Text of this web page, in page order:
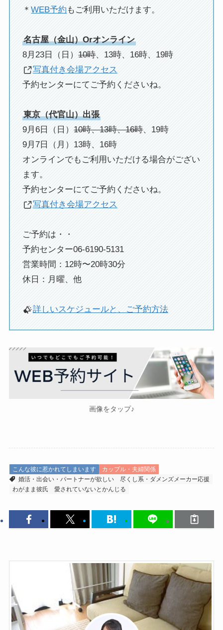
＊WEB予約 もご利用いただけます。
名古屋（金山）Orオンライン
8月23日（日）10時、13時、16時、19時
写真付き会場アクセス
予約センターにてご予約くださいね。
東京（代官山）出張
9月6日（日）10時、13時、16時、19時
9月7日（月）13時、16時
オンラインでもご利用いただける場合がござい
ます。
予約センターにてご予約くださいね。
写真付き会場アクセス
ご予約は・・
予約センター06-6190-5131
営業時間：12時〜20時30分
休日：月曜、他
詳しいスケジュールと、ご予約方法
画像をタップ♪
こんな彼に惹かれてしまいます
カップル・夫婦関係
婚活・出会い・パートナーが欲しい
尽くし系・ダメンズメーカー応援
わがまま彼氏
愛されていないとかんじる